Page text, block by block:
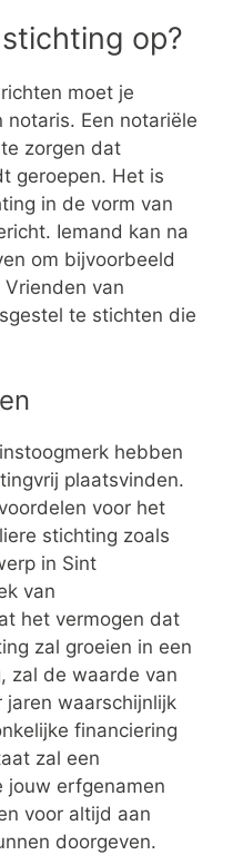
op?
moet je
Een notariële
zorgen dat
geroepen. Het is
in de vorm van
Iemand kan na
om bijvoorbeeld
van
te stichten die
hebben
plaatsvinden.
voor het
stichting zoals
in Sint
van
het vermogen dat
zal groeien in een
zal de waarde van
waarschijnlijk
financiering
zal een
jouw erfgenamen
voor altijd aan
doorgeven.